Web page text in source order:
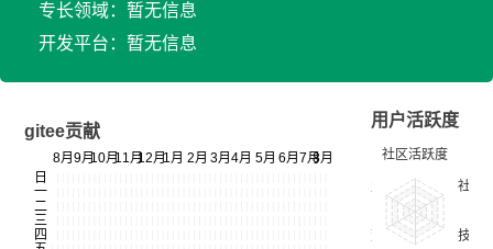
专长领域：暂无信息
开发平台：暂无信息
gitee贡献
用户活跃度